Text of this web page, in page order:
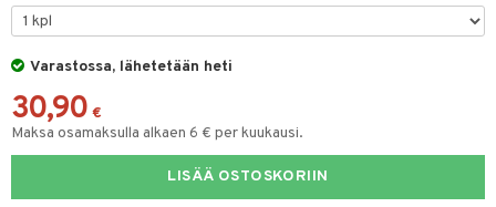
Varastossa, lähetetään heti
30,90 €
Maksa osamaksulla alkaen 6 € per kuukausi.
LISÄÄ OSTOSKORIIN
& Vihannesveitset
sisustus
tarvikkeita
koristelu